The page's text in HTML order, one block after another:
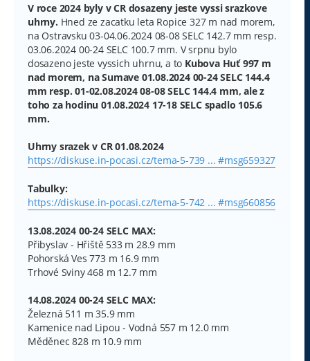
V roce 2024 byly v CR dosazeny jeste vyssi srazkove
uhrny. Hned ze zacatku leta Ropice 327 m nad morem,
na Ostravsku 03-04.06.2024 08-08 SELC 142.7 mm resp.
03.06.2024 00-24 SELC 100.7 mm. V srpnu bylo
dosazeno jeste vyssich uhrnu, a to Kubova Huť 997 m
nad morem, na Sumave 01.08.2024 00-24 SELC 144.4
mm resp. 01-02.08.2024 08-08 SELC 144.4 mm, ale z
toho za hodinu 01.08.2024 17-18 SELC spadlo 105.6
mm.
Uhrny srazek v CR 01.08.2024
https://diskuse.in-pocasi.cz/tema-5-739 ... #msg659327
Tabulky:
https://diskuse.in-pocasi.cz/tema-5-742 ... #msg660856
13.08.2024 00-24 SELC MAX:
Přibyslav - Hřiště 533 m 28.9 mm
Pohorská Ves 773 m 16.9 mm
Trhové Sviny 468 m 12.7 mm
14.08.2024 00-24 SELC MAX:
Železná 511 m 35.9 mm
Kamenice nad Lipou - Vodná 557 m 12.0 mm
Měděnec 828 m 10.9 mm